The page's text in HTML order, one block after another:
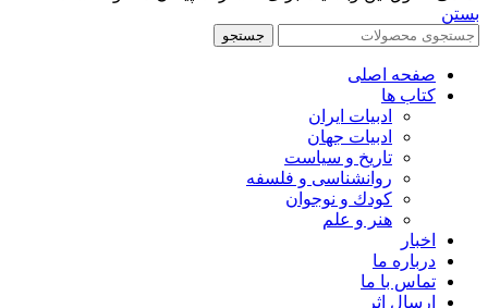
بستن
جستجو
صفحه اصلی
کتاب ها
ادبیات ایران
ادبیات جهان
تاریخ و سیاست
روانشناسی و فلسفه
کودك و نوجوان
هنر و علم
اخبار
درباره ما
تماس با ما
ارسال اثر